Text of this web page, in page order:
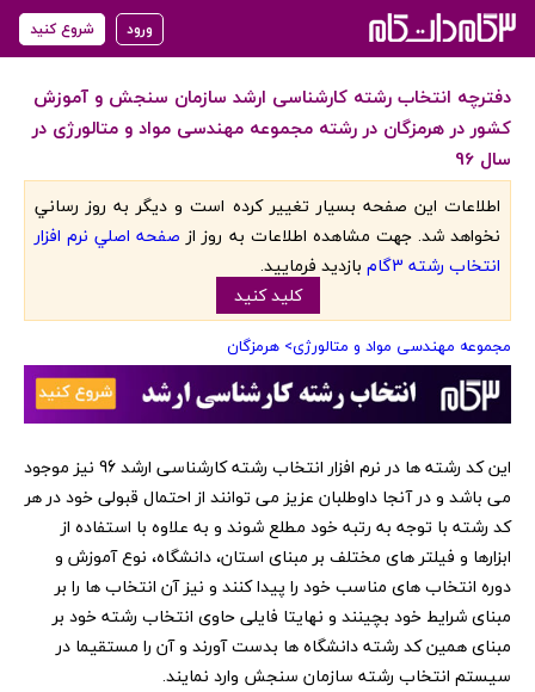
ورود شروع کنید
دفترچه انتخاب رشته کارشناسی ارشد سازمان سنجش و آموزش
کشور در هرمزگان در رشته مجموعه مهندسی مواد و متالورژی در
سال 96
اطلاعات اين صفحه بسيار تغيير کرده است و ديگر به روز رساني
نخواهد شد. جهت مشاهده اطلاعات به روز از صفحه اصلي نرم افزار
انتخاب رشته 3گام
بازديد فرماييد.
کليد کنيد
مجموعه مهندسی مواد و متالورژی> هرمزگان
‏این کد رشته ها در نرم افزار انتخاب رشته کارشناسی ارشد 96 نیز موجود
می باشد و در آنجا داوطلبان عزیز می توانند از احتمال قبولی خود در هر
کد رشته با توجه به رتبه خود مطلع شوند و به علاوه با استفاده از
ابزارها و فیلتر های مختلف بر مبنای استان، دانشگاه، نوع آموزش و
دوره انتخاب های مناسب خود را پیدا کنند و نیز آن انتخاب ها را بر
مبنای شرایط خود بچینند و نهایتا فایلی حاوی انتخاب رشته خود بر
مبنای همین کد رشته دانشگاه ها بدست آورند و آن را مستقیما در
سیستم انتخاب رشته سازمان سنجش وارد نمایند.